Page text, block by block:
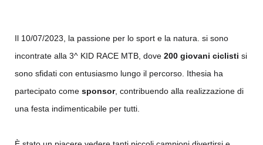
Il 10/07/2023, la passione per lo sport e la natura. si sono
incontrate alla 3^ KID RACE MTB, dove 200 giovani ciclisti si
sono sfidati con entusiasmo lungo il percorso. Ithesia ha
partecipato come sponsor, contribuendo alla realizzazione di
una festa indimenticabile per tutti.